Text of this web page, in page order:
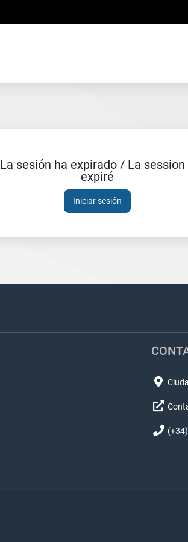
Sesión
expirada
La sesión ha expirado / La session
expiré
Iniciar sesión